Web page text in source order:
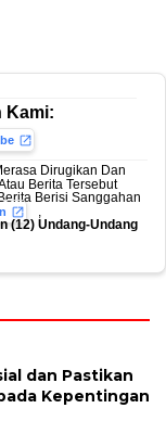
Kami:
Dirugikan Dan
Berita Tersebut
Berisi Sanggahan
,
(12) Undang-Undang
dan Pastikan
Kepentingan